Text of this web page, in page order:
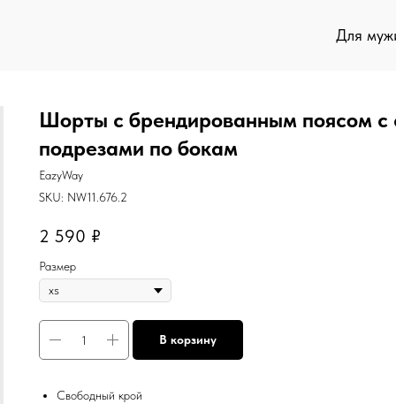
Для
Шорты с брендированным поясом c
подрезами по бокам
EazyWay
SKU: NW11.676.2
2 590 ₽
Размер
В корзину
Свободный крой